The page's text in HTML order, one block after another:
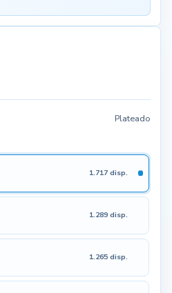
Plateado
1.717 disp.
1.289 disp.
1.265 disp.